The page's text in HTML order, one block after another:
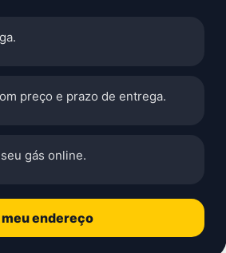
preço e prazo de entrega.
gás online.
endereço